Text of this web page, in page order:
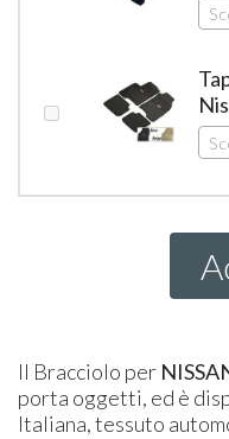
Il Bracciolo per
porta oggetti, ed è
Italiana, tessuto